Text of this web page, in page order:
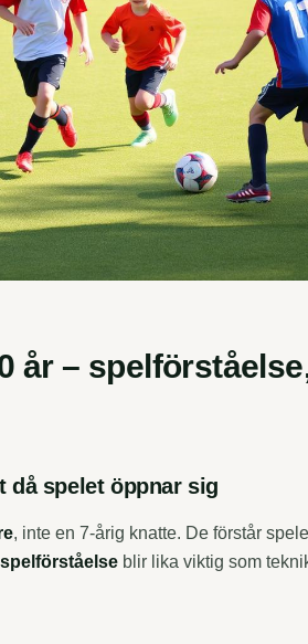
år –
då spelet öppnar sig
, inte en 7-årig knatte. De förstår
spelförståelse blir lika viktig som